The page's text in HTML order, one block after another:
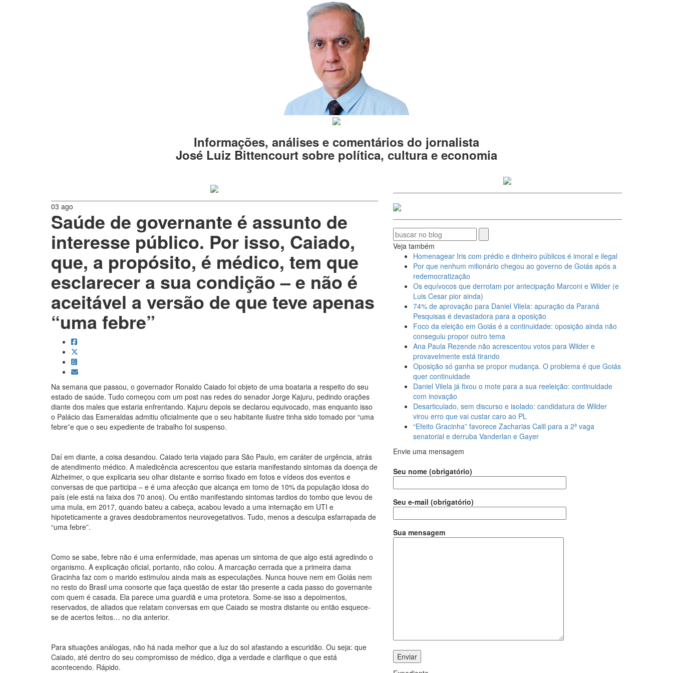
Informações, análises e comentários do jornalista
José Luiz Bittencourt sobre política, cultura e economia
03 ago
Saúde de governante é assunto de
interesse público. Por isso, Caiado,
que, a propósito, é médico, tem que
esclarecer a sua condição – e não é
aceitável a versão de que teve apenas
“uma febre”
Na semana que passou, o governador Ronaldo Caiado foi objeto de uma boataria a respeito do seu
estado de saúde. Tudo começou com um post nas redes do senador Jorge Kajuru, pedindo orações
diante dos males que estaria enfrentando. Kajuru depois se declarou equivocado, mas enquanto isso
o Palácio das Esmeraldas admitiu oficialmente que o seu habitante ilustre tinha sido tomado por “uma
febre”e que o seu expediente de trabalho foi suspenso.
Daí em diante, a coisa desandou. Caiado teria viajado para São Paulo, em caráter de urgência, atrás
de atendimento médico. A maledicência acrescentou que estaria manifestando sintomas da doença de
Alzheimer, o que explicaria seu olhar distante e sorriso fixado em fotos e vídeos dos eventos e
conversas de que participa – e é uma afecção que alcança em torno de 10% da população idosa do
país (ele está na faixa dos 70 anos). Ou então manifestando sintomas tardios do tombo que levou de
uma mula, em 2017, quando bateu a cabeça, acabou levado a uma internação em UTI e
hipoteticamente a graves desdobramentos neurovegetativos. Tudo, menos a desculpa esfarrapada de
“uma febre”.
Como se sabe, febre não é uma enfermidade, mas apenas um sintoma de que algo está agredindo o
organismo. A explicação oficial, portanto, não colou. A marcação cerrada que a primeira dama
Gracinha faz com o marido estimulou ainda mais as especulações. Nunca houve nem em Goiás nem
no resto do Brasil uma consorte que faça questão de estar tão presente a cada passo do governante
com quem é casada. Ela parece uma guardiã e uma protetora. Some-se isso a depoimentos,
reservados, de aliados que relatam conversas em que Caiado se mostra distante ou então esquece-
se de acertos feitos… no dia anterior.
Para situações análogas, não há nada melhor que a luz do sol afastando a escuridão. Ou seja: que
Caiado, até dentro do seu compromisso de médico, diga a verdade e clarifique o que está
acontecendo. Rápido.
Veja também
Homenagear Iris com prédio e dinheiro públicos é imoral e ilegal
Por que nenhum milionário chegou ao governo de Goiás após a
redemocratização
Os equívocos que derrotam por antecipação Marconi e Wilder (e
Luis Cesar pior ainda)
74% de aprovação para Daniel Vilela: apuração da Paraná
Pesquisas é devastadora para a oposição
Foco da eleição em Goiás é a continuidade: oposição ainda não
conseguiu propor outro tema
Ana Paula Rezende não acrescentou votos para Wilder e
provavelmente está tirando
Oposição só ganha se propor mudança. O problema é que Goiás
quer continuidade
Daniel Vilela já fixou o mote para a sua reeleição: continuidade
com inovação
Desarticulado, sem discurso e isolado: candidatura de Wilder
virou erro que vai custar caro ao PL
“Efeito Gracinha” favorece Zacharias Calil para a 2ª vaga
senatorial e derruba Vanderlan e Gayer
Envie uma mensagem
Seu nome (obrigatório)
Seu e-mail (obrigatório)
Sua mensagem